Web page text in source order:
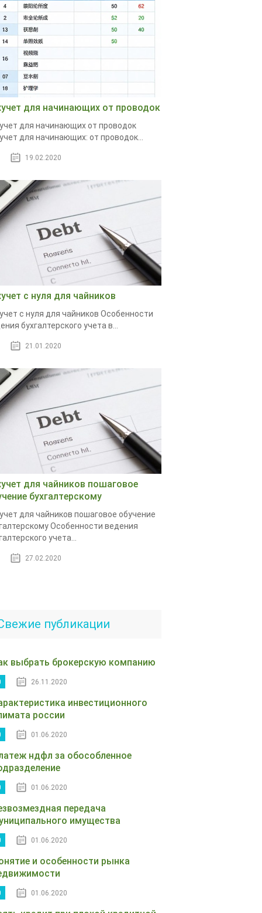
для начинающих от проводок
для начинающих от проводок
для начинающих: от проводок...
19.02.2020
с нуля для чайников
с нуля для чайников Особенности
бухгалтерского учета в...
21.01.2020
для чайников пошаговое
бухгалтерскому
для чайников пошаговое обучение
Особенности ведения
учета...
27.02.2020
публикации
выбрать брокерскую компанию
26.11.2020
инвестиционного
россии
01.06.2020
ндфл за обособленное
01.06.2020
передача
имущества
01.06.2020
и особенности рынка
01.06.2020